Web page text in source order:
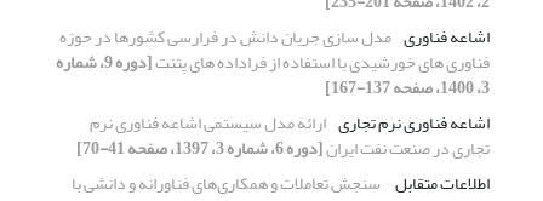
اشاعه فناوری مدل سازی جریان دانش در فرارسی کشورها در حوزه
فناوری های خورشیدی با استفاده از فراداده های پتنت [دوره 9، شماره
3، 1400، صفحه 137-167]
اشاعه فناوری نرم تجاری ارائه مدل سیستمی اشاعه فناوری نرم
تجاری در صنعت نفت ایران[دوره 6، شماره 3، 1397، صفحه 41-70]
اطلاعات متقابل ‏ سنجش تعاملات و همکاری‌های فناورانه و دانشی با